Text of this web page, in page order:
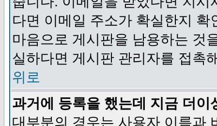
다면 이메일 주소가 확실한지
마음으로 게시판을 남용하는 것
실하다면 게시판 관리자를 접촉
위로
과거에 등록을 했는데 지금 더
대부분의 경우는 사용자 이름과